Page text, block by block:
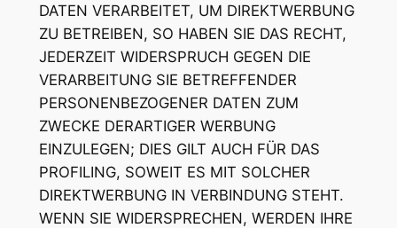
DATEN VERARBEITET, UM DIREKTWERBUNG
ZU BETREIBEN, SO HABEN SIE DAS RECHT,
JEDERZEIT WIDERSPRUCH GEGEN DIE
VERARBEITUNG SIE BETREFFENDER
PERSONENBEZOGENER DATEN ZUM
ZWECKE DERARTIGER WERBUNG
EINZULEGEN; DIES GILT AUCH FÜR DAS
PROFILING, SOWEIT ES MIT SOLCHER
DIREKTWERBUNG IN VERBINDUNG STEHT.
WENN SIE WIDERSPRECHEN, WERDEN IHRE